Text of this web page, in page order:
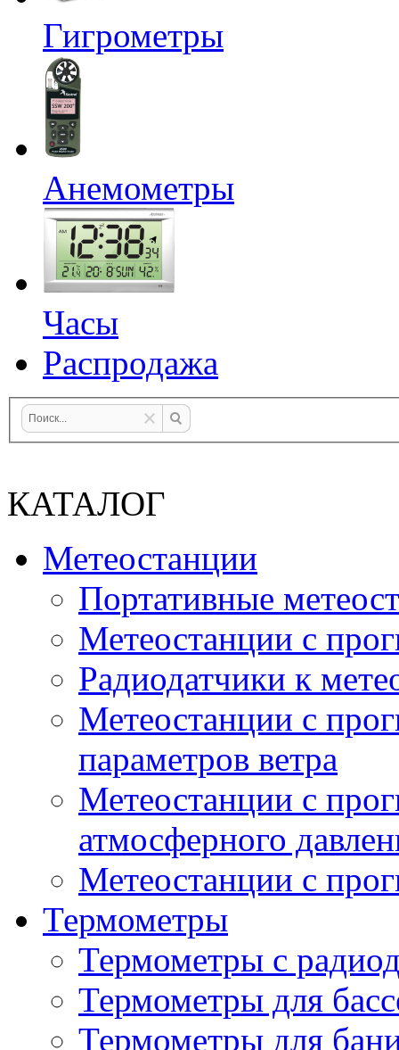
Гигрометры
Анемометры
Часы
Распродажа
КАТАЛОГ
Метеостанции
Портативные
Метеостанции с
Радиодатчики к
Метеостанции с
параметров ветра
Метеостанции с
атмосферного
Метеостанции с
Термометры
Термометры с
Термометры для
Термометры для